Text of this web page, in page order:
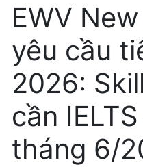
EWV
yêu cầu
2026:
cần
tháng 6/